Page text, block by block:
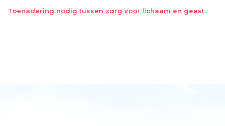
Toenadering nodig tussen zorg voor lichaam en geest.